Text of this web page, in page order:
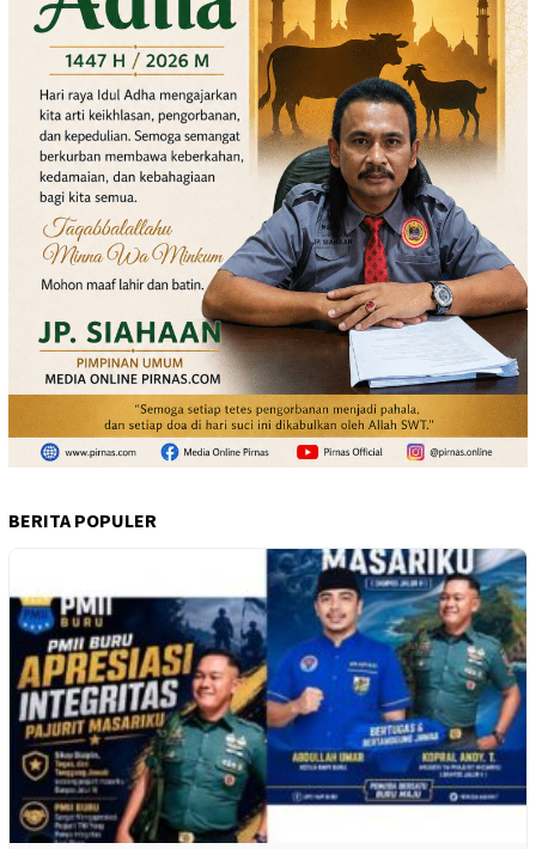
BERITA POPULER